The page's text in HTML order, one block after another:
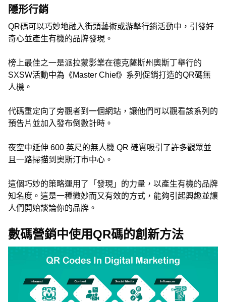
隱形行銷
QR碼可以巧妙地融入街頭藝術或游擊行銷活動中，引發好
奇心並產生有機的品牌發現。
榜上最佳之一是派拉蒙影業在德克薩斯州奧斯丁舉行的
SXSW活動中為《Master Chief》系列促銷打造的QR碼無
人機。
代碼重定向了旁觀者到一個網站，讓他們可以觀看該系列的
預告片並加入發布倒數計時。
夜空中延伸 600 英尺的無人機 QR 確實吸引了許多觀眾並
且一路掃描到奧斯汀市中心。
這個巧妙的策略運用了「發現」的力量，以產生有機的品牌
知名度。這是一種微妙而又有效的方式，能夠引起興趣並讓
人們開始談論你的品牌。
數碼營銷中使用QR碼的創新方法